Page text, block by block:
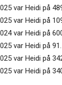
var Heidi på
var Heidi på
var Heidi på
var Heidi på
var Heidi på
var Heidi på